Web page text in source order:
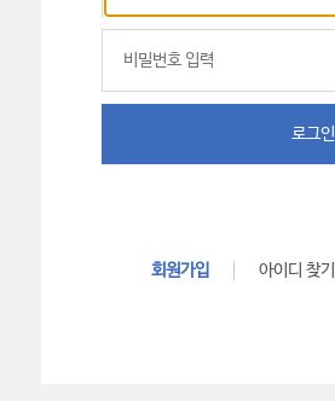
로그인
회원가입 아이디 찾기